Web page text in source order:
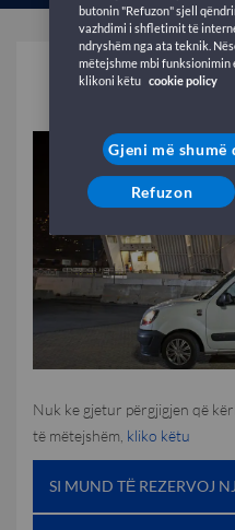
Nuk ke gjetur përgjigjen që
të mëtejshëm, kliko këtu
SI MUND TЁ REZERVOJ
butonin "Refuzon" sjell
vazhdimi i shfletimit të
ndryshëm nga ata teknik.
mëtejshme mbi
klikoni këtu cookie policy
Gjeni më shumë
Refuzon